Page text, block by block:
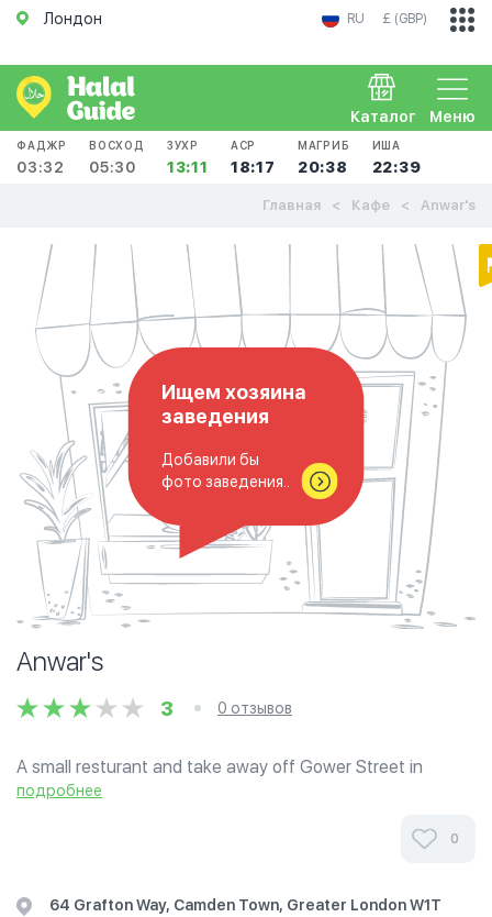
Лондон RU £ (GBP)
Меню
Каталог
ФАДЖР
03:32
ВОСХОД
05:30
ЗУХР
13:11
АСР
18:17
МАГРИБ
20:38
ИША
22:39
Главная Кафе Anwar's
Ищем хозяина
заведения
Добавили бы
фото заведения..
Anwar's
3 0 отзывов
A small resturant and take away off Gower Street in
Central London that has been in business for over 20
подробнее
0
64 Grafton Way, Camden Town, Greater London W1T